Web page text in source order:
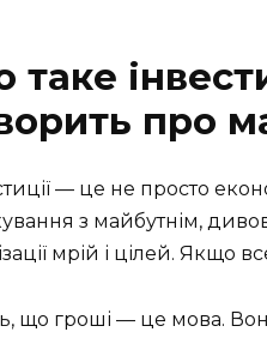
таке
про
— це не просто
з майбутнім,
мрій і цілей. Якщо
що гроші — це мова.